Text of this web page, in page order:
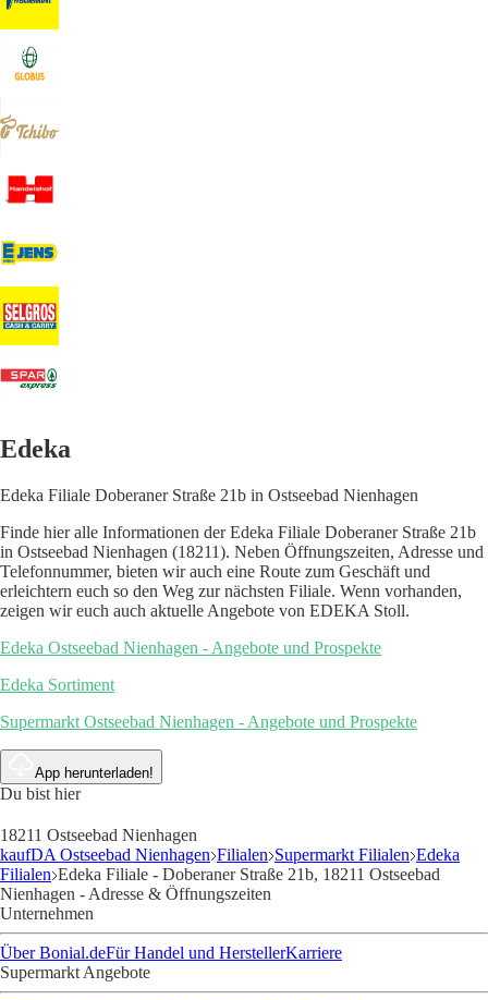
Edeka
Edeka Filiale Doberaner Straße 21b in Ostseebad Nienhagen
Finde hier alle Informationen der Edeka Filiale Doberaner Straße 21b
in Ostseebad Nienhagen (18211). Neben Öffnungszeiten, Adresse und
Telefonnummer, bieten wir auch eine Route zum Geschäft und
erleichtern euch so den Weg zur nächsten Filiale. Wenn vorhanden,
zeigen wir euch auch aktuelle Angebote von EDEKA Stoll.
Edeka Ostseebad Nienhagen - Angebote und Prospekte
Edeka Sortiment
Supermarkt Ostseebad Nienhagen - Angebote und Prospekte
App herunterladen!
Du bist hier
18211 Ostseebad Nienhagen
kaufDA Ostseebad Nienhagen Filialen Supermarkt Filialen Edeka
Filialen Edeka Filiale - Doberaner Straße 21b, 18211 Ostseebad
Nienhagen - Adresse & Öffnungszeiten
Unternehmen
Über Bonial.deFür Handel und HerstellerKarriere
Supermarkt Angebote